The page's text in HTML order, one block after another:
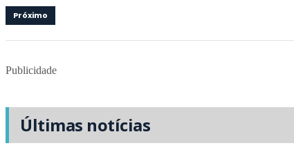
Próximo
Publicidade
Últimas notícias